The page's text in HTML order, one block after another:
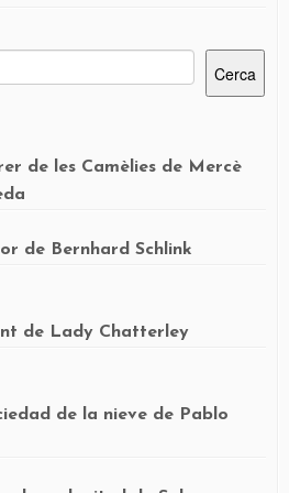
Cerca
de les Camèlies de Mercè
de Bernhard Schlink
de Lady Chatterley
de la nieve de Pablo